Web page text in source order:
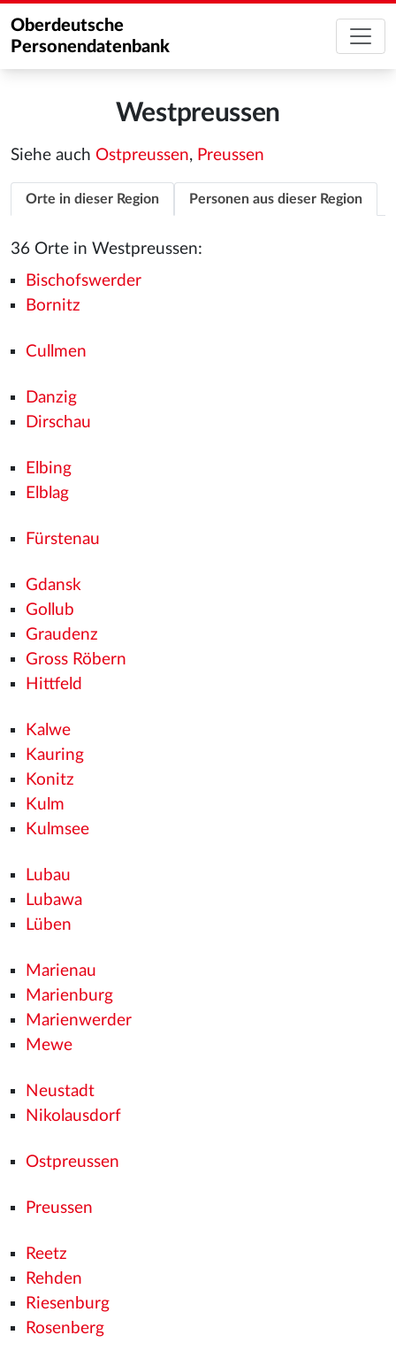
Oberdeutsche
Personendatenbank
Westpreussen
Siehe auch Ostpreussen, Preussen
Orte in dieser Region Personen aus dieser Region
36 Orte in Westpreussen:
Bischofswerder
Bornitz
Cullmen
Danzig
Dirschau
Elbing
Elblag
Fürstenau
Gdansk
Gollub
Graudenz
Gross Röbern
Hittfeld
Kalwe
Kauring
Konitz
Kulm
Kulmsee
Lubau
Lubawa
Lüben
Marienau
Marienburg
Marienwerder
Mewe
Neustadt
Nikolausdorf
Ostpreussen
Preussen
Reetz
Rehden
Riesenburg
Rosenberg